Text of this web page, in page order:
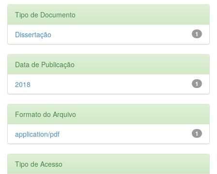
Tipo de Documento
1
Dissertação
Data de Publicação
1
2018
Formato do Arquivo
1
application/pdf
Tipo de Acesso